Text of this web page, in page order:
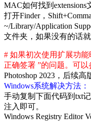
MAC如何找到extensions
打开Finder，
~/Library/Application
文件夹，如果没有的话就
# 如果初次使用扩展功
正确签署 ”的问题。可以
Photoshop 2023，后续高
Windows系统解决方法：
手动复制下面代码到txt
注入即可。
Windows Registry Editor